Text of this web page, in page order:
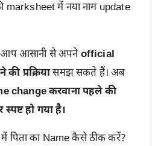
में नया नाम update
आप आसानी से अपनेofficial
प्रक्रियासमझ सकते हैं। अब
change करवाना पहले की
हो गया है।
पिता का Name कैसे ठीक करें?